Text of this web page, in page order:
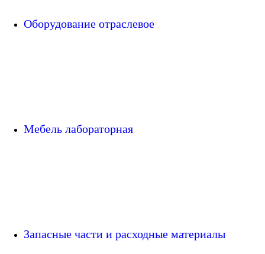
Оборудование отраслевое
Мебель лабораторная
Запасные части и расходные материалы